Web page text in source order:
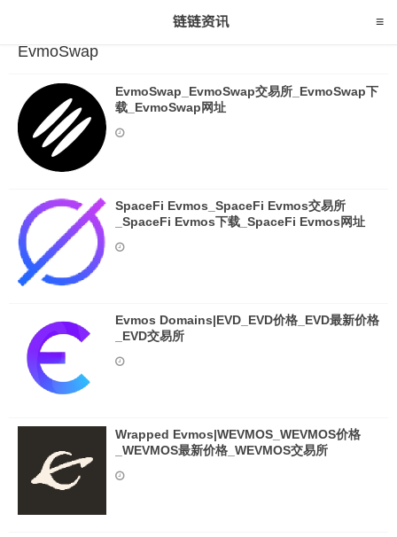
EvmoSwap
EvmoSwap_EvmoSwap交易所_EvmoSwap下
载_EvmoSwap网址
SpaceFi Evmos_SpaceFi Evmos交易所
_SpaceFi Evmos下载_SpaceFi Evmos网址
Evmos Domains|EVD_EVD价格_EVD最新价格
_EVD交易所
Wrapped Evmos|WEVMOS_WEVMOS价格
_WEVMOS最新价格_WEVMOS交易所